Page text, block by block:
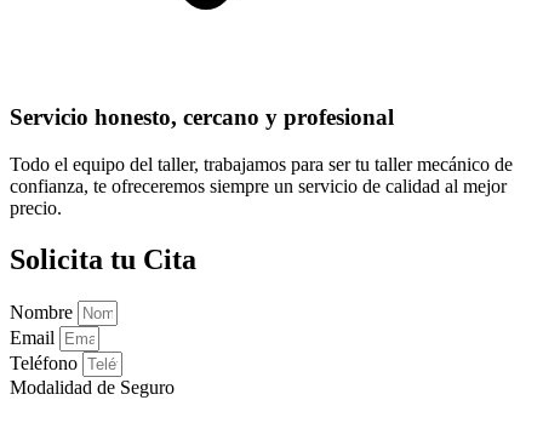
Servicio honesto, cercano y profesional
Todo el equipo del taller, trabajamos para ser tu taller mecánico de
confianza, te ofreceremos siempre un servicio de calidad al mejor
precio.
Solicita tu Cita
Nombre
Email
Teléfono
Modalidad de Seguro